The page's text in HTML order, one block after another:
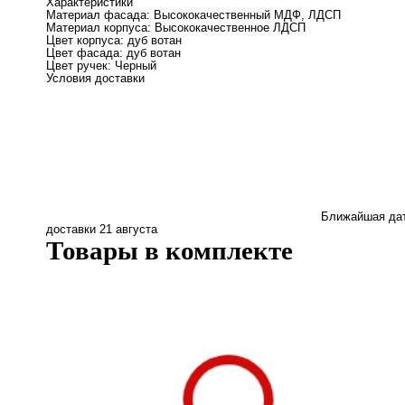
Характеристики
Материал фасада: Высококачественный МДФ, ЛДСП
Материал корпуса: Высококачественное ЛДСП
Цвет корпуса: дуб вотан
Цвет фасада: дуб вотан
Цвет ручек: Черный
Условия доставки
Ближайшая
доставки 21 августа
Товары в комплекте